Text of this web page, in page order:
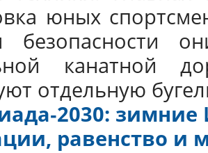
юных
безопасности
канатной
отдельную
равенство и